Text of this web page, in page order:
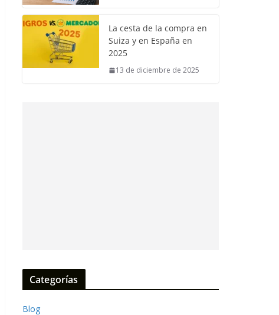
La cesta de la compra en
Suiza y en España en
2025
13 de diciembre de 2025
Categorías
Blog